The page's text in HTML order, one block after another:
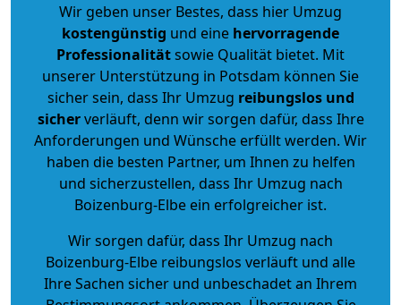
Wir geben unser Bestes, dass hier Umzug
kostengünstig und eine hervorragende
Professionalitätsowie Qualität bietet. Mit
unserer Unterstützung in Potsdam können Sie
sicher sein, dass Ihr Umzug reibungslos und
sicherverläuft, denn wir sorgen dafür, dass Ihre
Anforderungen und Wünsche erfüllt werden. Wir
haben die besten Partner, um Ihnen zu helfen
und sicherzustellen, dass Ihr Umzug nach
Boizenburg-Elbe ein erfolgreicher ist.
Wir sorgen dafür, dass Ihr Umzug nach
Boizenburg-Elbe reibungslos verläuft und alle
Ihre Sachen sicher und unbeschadet an Ihrem